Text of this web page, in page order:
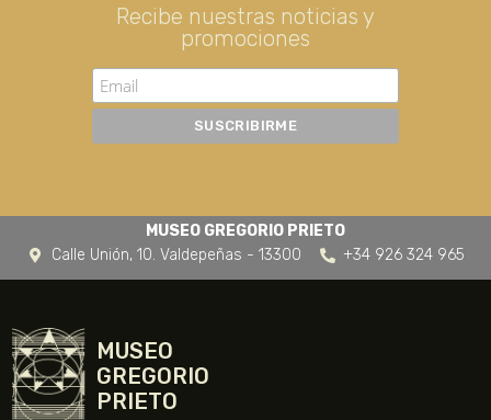
Recibe nuestras noticias y
promociones
MUSEO GREGORIO PRIETO
Calle Unión, 10. Valdepeñas - 13300
+34 926 324 965
MUSEO
GREGORIO
PRIETO